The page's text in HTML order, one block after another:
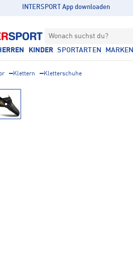
INTERSPORT App downloaden
Wonach suchst du?
KINDER SPORTARTEN MARKEN
Klettern Kletterschuhe